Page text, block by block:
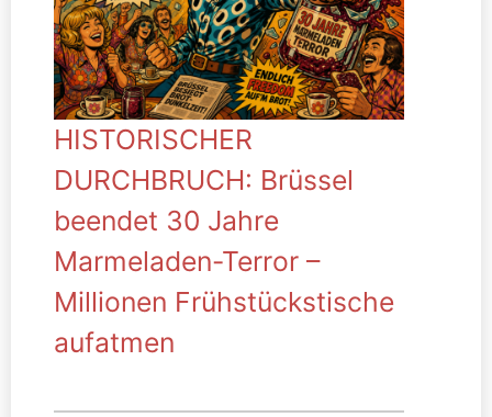
HISTORISCHER
DURCHBRUCH: Brüssel
beendet 30 Jahre
Marmeladen-Terror –
Millionen Frühstückstische
aufatmen